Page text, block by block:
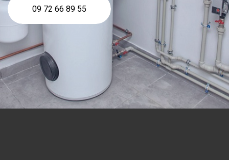
09 72 66 89 55